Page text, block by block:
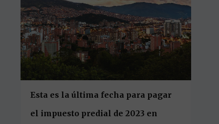
Esta es la última fecha para pagar
el impuesto predial de 2023 en